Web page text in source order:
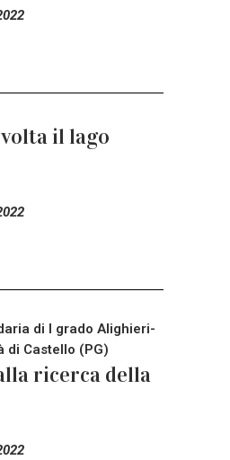
volta il lago
di I grado Alighieri-
di Castello (PG)
ricerca della